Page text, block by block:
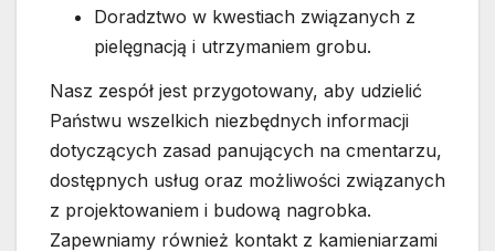
Doradztwo w kwestiach związanych z
pielęgnacją i utrzymaniem grobu.
Nasz zespół jest przygotowany, aby udzielić
Państwu wszelkich niezbędnych informacji
dotyczących zasad panujących na cmentarzu,
dostępnych usług oraz możliwości związanych
z projektowaniem i budową nagrobka.
Zapewniamy również kontakt z kamieniarzami